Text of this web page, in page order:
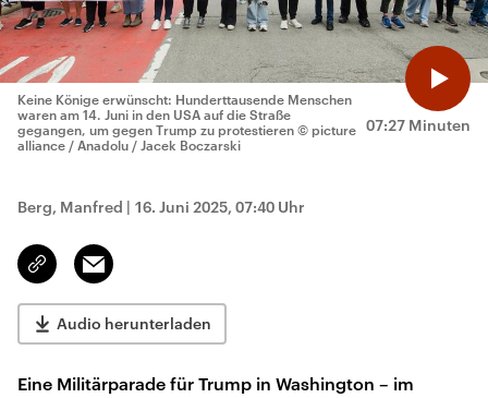
07:27 Minuten
Keine Könige erwünscht: Hunderttausende Menschen
waren am 14. Juni in den USA auf die Straße
gegangen, um gegen Trump zu protestieren © picture
alliance / Anadolu / Jacek Boczarski
Berg, Manfred | 16. Juni 2025, 07:40 Uhr
Link
kopieren/teilen
Email
Audio herunterladen
Eine Militärparade für Trump in Washington – im